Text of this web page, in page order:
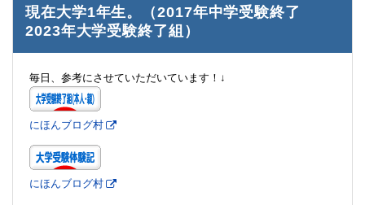
現在大学1年生。（2017年中学受験終了
2023年大学受験終了組）
毎日、参考にさせていただいています！↓
にほんブログ村
にほんブログ村